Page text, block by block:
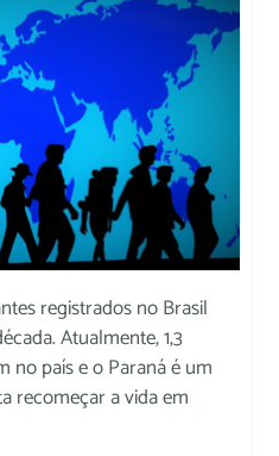
registrados no Brasil
Atualmente, 1,3
no país e o Paraná é um
recomeçar a vida em